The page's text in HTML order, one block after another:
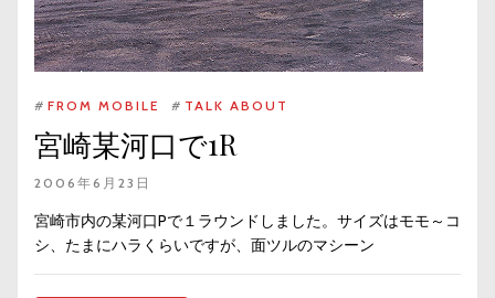
# FROM MOBILE # TALK ABOUT
宮崎某河口で1R
2006年6月23日
宮崎市内の某河口Pで１ラウンドしました。サイズはモモ～コ
シ、たまにハラくらいですが、面ツルのマシーン